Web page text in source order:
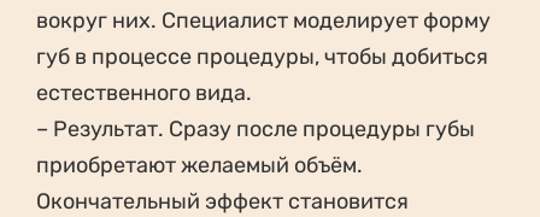
вокруг них. Специалист моделирует форму
губ в процессе процедуры, чтобы добиться
естественного вида.
– Результат. Сразу после процедуры губы
приобретают желаемый объём.
Окончательный эффект становится